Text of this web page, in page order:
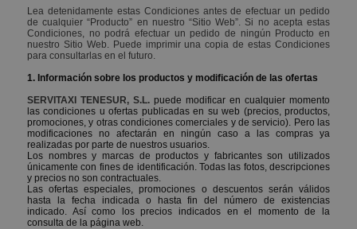
Lea detenidamente estas Condiciones antes de efectuar un pedido
de cualquier “Producto” en nuestro “Sitio Web”. Si no acepta estas
Condiciones, no podrá efectuar un pedido de ningún Producto en
nuestro Sitio Web. Puede imprimir una copia de estas Condiciones
para consultarlas en el futuro.
1. Información sobre los productos y modificación de las ofertas
SERVITAXI TENESUR, S.L.puede modificar en cualquier momento
las condiciones u ofertas publicadas en su web (precios, productos,
promociones, y otras condiciones comerciales y de servicio). Pero las
modificaciones no afectarán en ningún caso a las compras ya
realizadas por parte de nuestros usuarios.
Los nombres y marcas de productos y fabricantes son utilizados
únicamente con fines de identificación. Todas las fotos, descripciones
y precios no son contractuales.
Las ofertas especiales, promociones o descuentos serán válidos
hasta la fecha indicada o hasta fin del número de existencias
indicado. Así como los precios indicados en el momento de la
consulta de la página web.